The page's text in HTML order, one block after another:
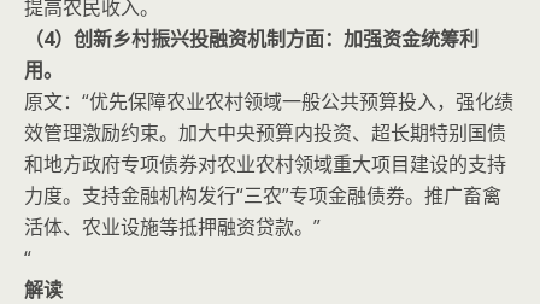
提高农民收入。
（4）创新乡村振兴投融资机制方面：加强资金统筹利
用。
原文：“优先保障农业农村领域一般公共预算投入，强化绩
效管理激励约束。加大中央预算内投资、超长期特别国债
和地方政府专项债券对农业农村领域重大项目建设的支持
力度。支持金融机构发行“三农”专项金融债券。推广畜禽
活体、农业设施等抵押融资贷款。”
“
解读